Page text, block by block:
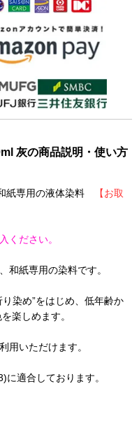
灰の商品説明・使い方
紙専用の液体染料
【お取
ください。
和紙専用の染料です。
染め”をはじめ、低年齢か
楽しめます。
用いただけます。
適合しております。